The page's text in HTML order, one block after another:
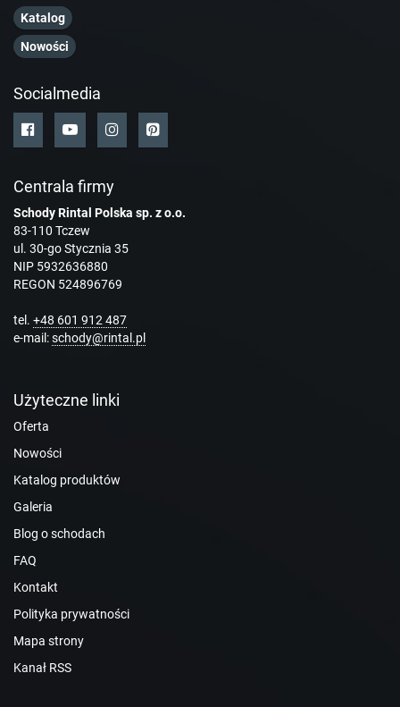
Katalog
Nowości
Socialmedia
Centrala firmy
Schody Rintal Polska sp. z o.o.
83-110 Tczew
ul. 30-go Stycznia 35
NIP 5932636880
REGON 524896769
tel. +48 601 912 487
e-mail:schody@rintal.pl
Użyteczne linki
Oferta
Nowości
Katalog produktów
Galeria
Blog o schodach
FAQ
Kontakt
Polityka prywatności
Mapa strony
Kanał RSS